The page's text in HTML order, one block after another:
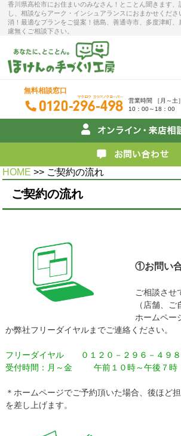
香川県高松市にお住まいのみなさん！とことん聞きます、
し、相談ならアーク・インシュアランスにおまかせくだ
消！最適なプランをご提案！徳島、善通寺市、多度津町
慮無くご相談下さい。
無料相談窓口
営業時間 ［月～土］
10：00～18：00
HOME >> ご契約の流れ
ご契約の流れ
①お問い
ご相談させ
（店舗、
ホームペー
か弊社フリーダイヤルまでご連絡
フリーダイヤル ０１２０－２９６－４９
受付時間：月～金 午前１０時～午後７時
＊ホームページでご予約頂いた場合、後ほど
を差し上げます。